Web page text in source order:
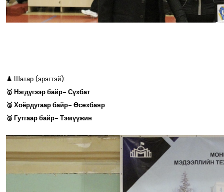
♟️ Шатар (эрэгтэй):
🥇 Нэгдүгээр байр- Сүхбат
🥈 Хоёрдугаар байр- Өсөхбаяр
🥉 Гутгаар байр- Тэмүүжин